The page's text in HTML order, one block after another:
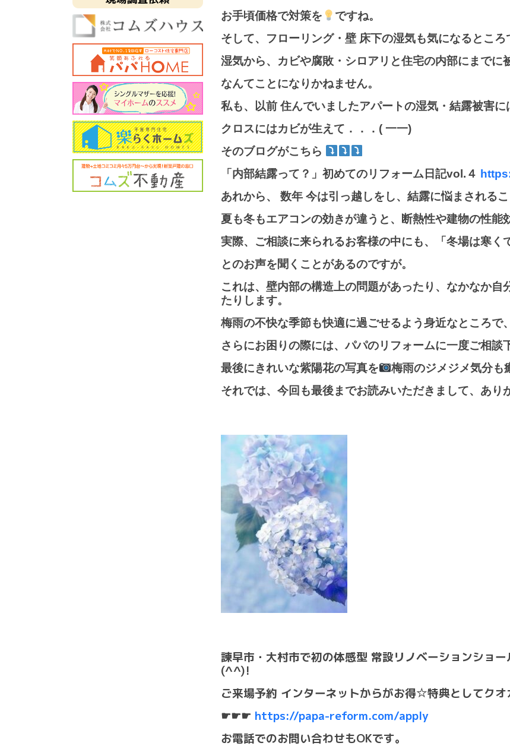
お手頃価格で対策を
ですね。
そして、フローリング・壁 床下の湿気も気になるところ
湿気から、カビや腐敗・シロアリと住宅の内部にまでに
なんてことになりかねません。
私も、以前 住んでいましたアパートの湿気・結露被害に
クロスにはカビが生えて．．．( 一一)
そのブログがこちら
「内部結露って？」初めてのリフォーム日記vol.４
あれから、 数年 今は引っ越しをし、結露に悩まされるこ
夏も冬もエアコンの効きが違うと、断熱性や建物の性能
実際、ご相談に来られるお客様の中にも、「冬場は寒く
とのお声を聞くことがあるのですが。
これは、壁内部の構造上の問題があったり、なかなか
たりします。
梅雨の不快な季節も快適に過ごせるよう身近なところで
さらにお困りの際には、パパのリフォームに一度ご相談
最後にきれいな紫陽花の写真を
梅雨のジメジメ気分も
それでは、今回も最後までお読みいただきまして、あり
諫早市・大村市で初の体感型 常設リノベーションショ
(^^)!
ご来場予約 インターネットからがお得☆特典としてク
☛☛☛ https://papa-reform.com/apply
お電話でのお問い合わせもOKです。